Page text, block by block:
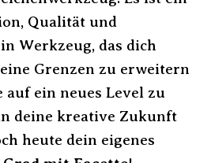
Qualität und
Werkzeug, das dich
Grenzen zu erweitern
auf ein neues Level zu
deine kreative Zukunft
heute dein eigenes